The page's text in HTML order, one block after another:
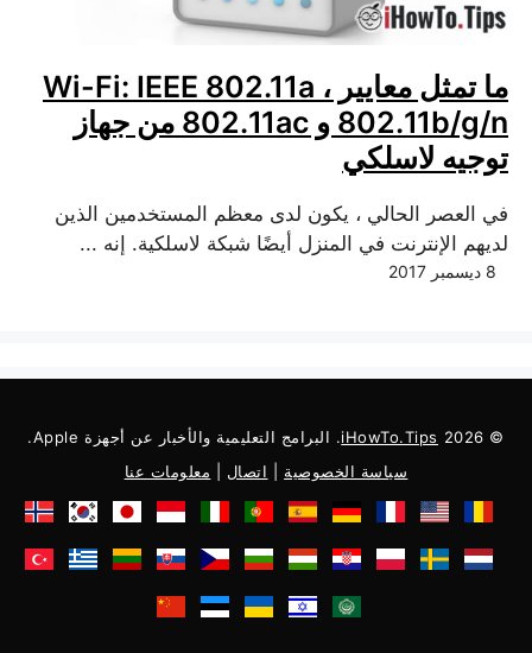
ما تمثل معايير Wi-Fi: IEEE 802.11a ،
802.11b/g/n و 802.11ac من جهاز
توجيه لاسلكي
في العصر الحالي ، يكون لدى معظم المستخدمين الذين
لديهم الإنترنت في المنزل أيضًا شبكة لاسلكية. إنه ...
8 ديسمبر 2017
© 2026
iHowTo.Tips. البرامج التعليمية والأخبار عن أجهزة Apple.
سياسة الخصوصية
اتصال معلومات عنا